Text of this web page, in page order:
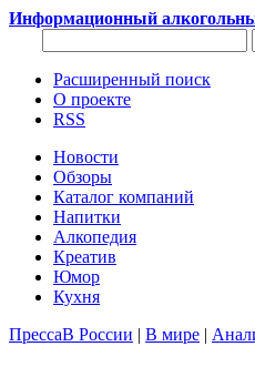
Информационный
Расширенный поиск
О проекте
RSS
Новости
Обзоры
Каталог компаний
Напитки
Алкопедия
Креатив
Юмор
Кухня
ПрессаВ России | В мире |